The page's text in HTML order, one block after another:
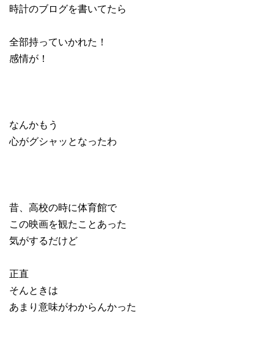
時計のブログを書いてたら
全部持っていかれた！
感情が！
なんかもう
心がグシャッとなったわ
昔、高校の時に体育館で
この映画を観たことあった
気がするだけど
正直
そんときは
あまり意味がわからんかった